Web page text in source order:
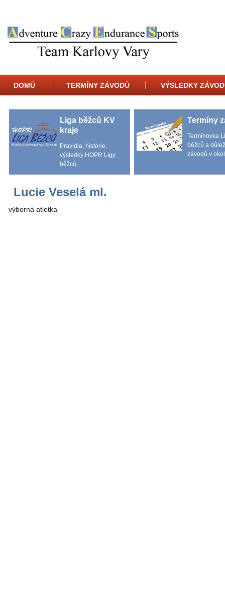
DOMŮ TERMÍNY ZÁVODŮ VÝSLEDKY
Liga běžců KV
kraje
Pravidla, historie,
výsledky HOPR Ligy
běžců.
Termíny
Termínovka
běžců a
závodů v
Lucie Veselá ml.
výborná atletka